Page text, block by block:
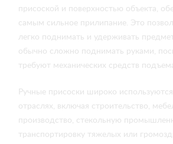
присоской и поверхностью объекта,
самым сильное прилипание. Это
легко поднимать и удерживать
обычно сложно поднимать руками,
требуют механических средств
Ручные присоски широко
отраслях, включая строительство,
производство, стекольную
транспортировку тяжелых или